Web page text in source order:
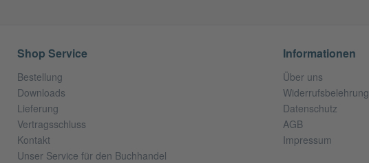
Shop Service
Bestellung
Downloads
Lieferung
Vertragsschluss
Kontakt
Unser Service für den Buchhandel
Informationen
Über uns
Widerrufsbelehrung
Datenschutz
AGB
Impressum